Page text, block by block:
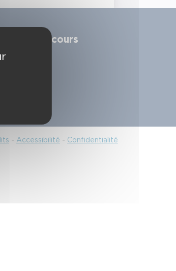
les secours
- Accessibilité - Confidentialité